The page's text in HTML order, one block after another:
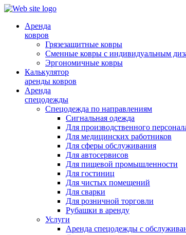
Аренда
ковров
Грязезащитные ковры
Сменные ковры с индивидуальным
Эргономичные ковры
Калькулятор
аренды ковров
Аренда
спецодежды
Спецодежда по направлениям
Сигнальная одежда
Для производственного
Для медицинских работников
Для сферы обслуживания
Для автосервисов
Для пищевой промышленности
Для гостиниц
Для чистых помещений
Для сварки
Для розничной торговли
Рубашки в аренду
Услуги
Аренда спецодежды с